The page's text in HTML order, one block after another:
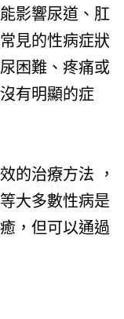
影響尿道、肛
見的性病症狀
困難、疼痛或
有明顯的症
的治療方法 ，
大多數性病是
，但可以通過